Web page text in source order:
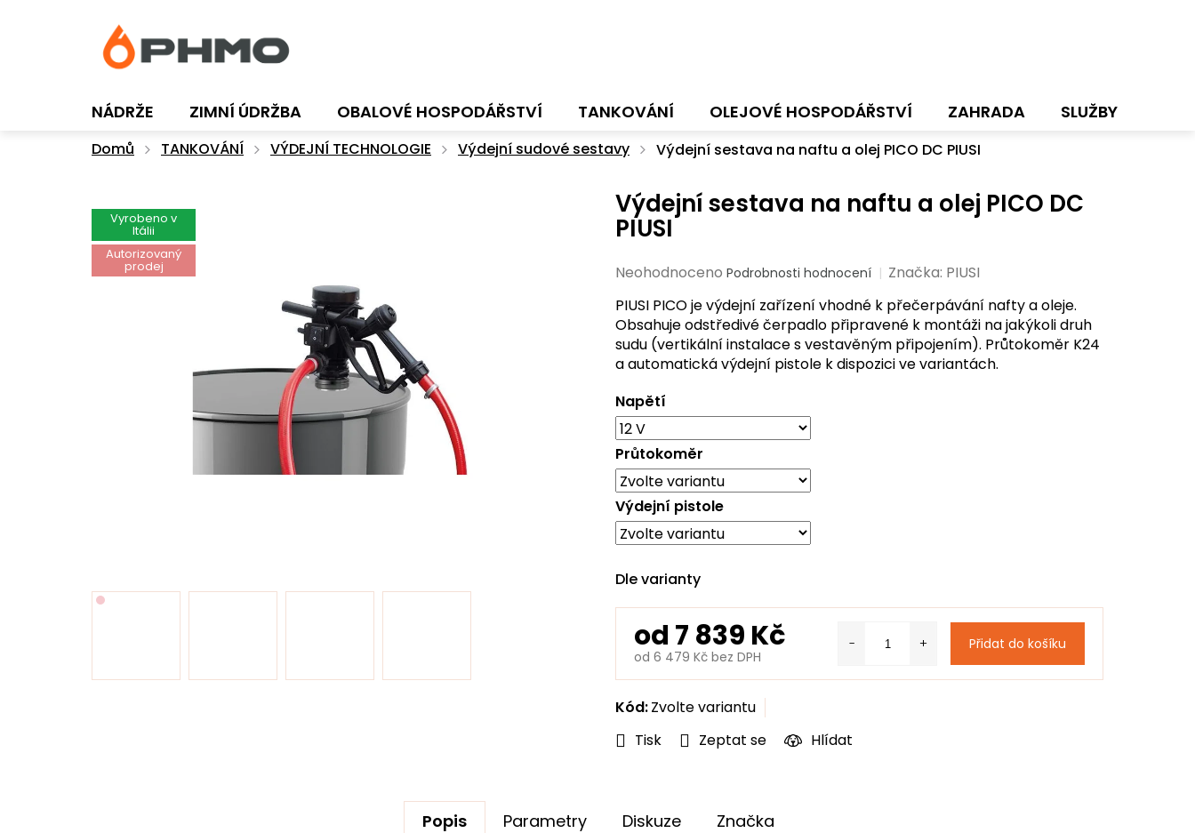
NÁDRŽE ZIMNÍ ÚDRŽBA OBALOVÉ HOSPODÁŘSTVÍ TANKOVÁNÍ OLEJOVÉ HOSPODÁŘSTVÍ ZAHRADA SLUŽBY
Domů TANKOVÁNÍ VÝDEJNÍ TECHNOLOGIE Výdejní sudové sestavy Výdejní sestava na naftu a olej PICO DC PIUSI
Vyrobeno v
Itálii
Autorizovaný
prodej
Napětí
Průtokoměr
Výdejní pistole
PIUSI PICO je výdejní zařízení vhodné k přečerpávání nafty a oleje.
Obsahuje odstředivé čerpadlo připravené k montáži na jakýkoli druh
sudu (vertikální instalace s vestavěným připojením). Průtokoměr K24
a automatická výdejní pistole k dispozici ve variantách.
Tisk Zeptat se Hlídat
Kód:Zvolte variantu
Dle varianty
od 7 839 Kč
od 6 479 Kč bez DPH
Přidat do košíku
Výdejní sestava na naftu a olej PICO DC
PIUSI
Průměrné
produktu
je
0,0
z
hvězdiček.
Neohodnoceno Podrobnosti hodnocení Značka: PIUSI
Popis Parametry Diskuze Značka